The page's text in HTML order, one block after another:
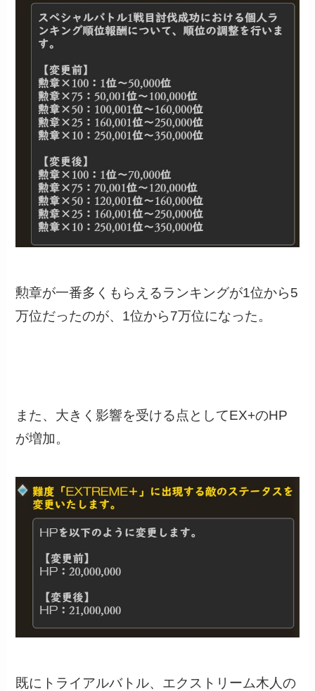
勲章が一番多くもらえるランキングが1位から5
万位だったのが、1位から7万位になった。
また、大きく影響を受ける点としてEX+のHP
が増加。
既にトライアルバトル、エクストリーム木人の